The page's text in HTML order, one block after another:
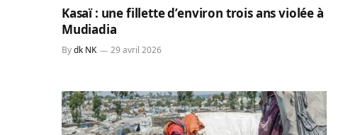
Kasaï : une fillette d’environ trois ans violée à
Mudiadia
Bydk NK 29 avril 2026